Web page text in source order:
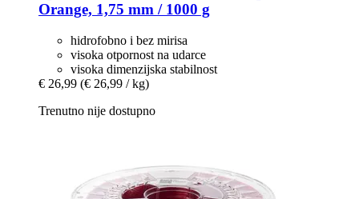
Orange, 1,75 mm / 1000 g
hidrofobno i bez mirisa
visoka otpornost na udarce
visoka dimenzijska stabilnost
€ 26,99 (€ 26,99 / kg)
Trenutno nije dostupno